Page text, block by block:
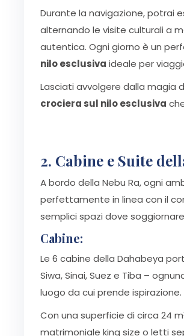
Durante la navigazione, potrai
alternando le visite culturali a
autentica. Ogni giorno è un
nilo esclusiva ideale per
Lasciati avvolgere dalla magia
crociera sul nilo esclusiva
2. Cabine e Suite
A bordo della Nebu Ra, ogni
perfettamente in linea con il
semplici spazi dove
Cabine:
Le 6 cabine della Dahabeya
Siwa, Sinai, Suez e Tiba –
luogo da cui prende ispirazione.
Con una superficie di circa 24
matrimoniale king size o letti